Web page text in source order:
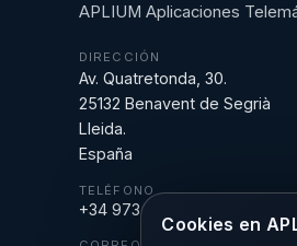
APLIUM Aplicaciones
DIRECCIÓN
Av. Quatretonda, 30.
25132 Benavent de Segrià
Lleida.
España
TELÉFONO
+34 973 18 43 43
Cookies en